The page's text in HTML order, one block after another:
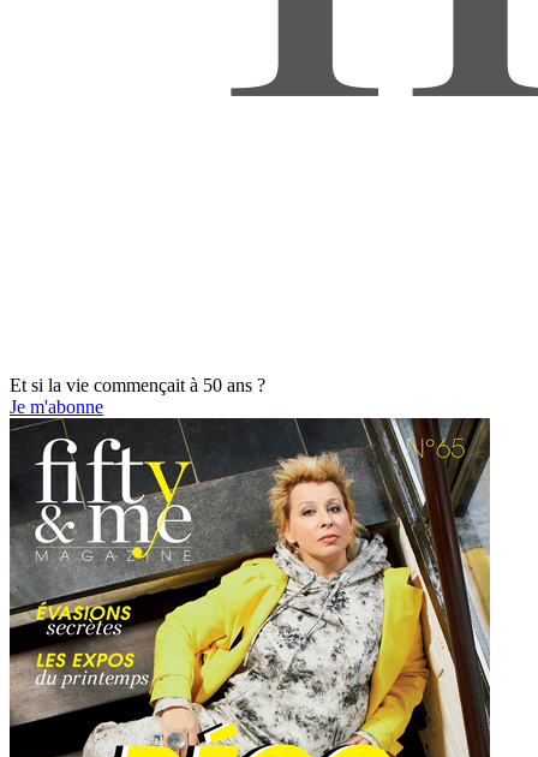
Et si la vie commençait à 50 ans ?
Je m'abonne